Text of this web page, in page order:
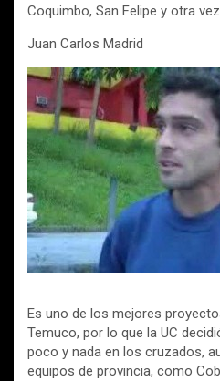
Coquimbo, San Felipe y otra
Juan Carlos Madrid
Es uno de los mejores
Temuco, por lo que la UC
poco y nada en los cruzados,
equipos de provincia, como